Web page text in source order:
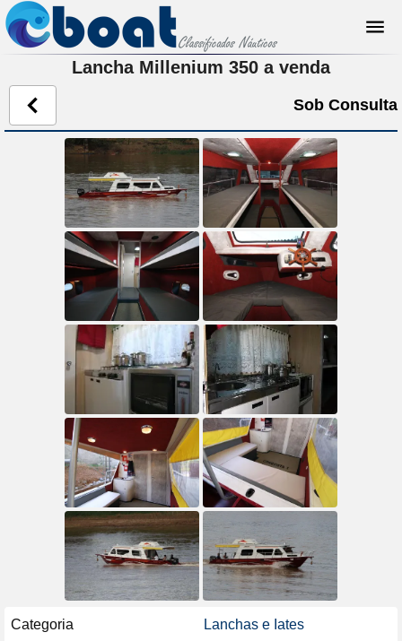
Lancha Millenium 350 a venda
Sob Consulta
Categoria Lanchas e Iates